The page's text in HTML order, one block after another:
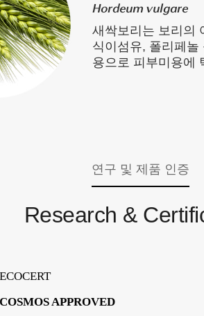
Hordeum vulgare
새싹보리는 보리의
식이섬유, 폴리페
용으로 피부미용에
연구 및 제품 인증
Research &
ECOCERT
COSMOS APPROVED